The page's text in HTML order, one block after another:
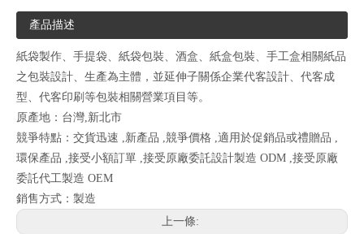
產品描述
紙袋製作、手提袋、紙袋包裝、酒盒、紙盒包裝、手工盒相關紙品
之包裝設計、生產為主體，並延伸子關係企業代客設計、代客成
型、代客印刷等包裝相關營業項目等。
原產地：台灣,新北市
競爭特點：交貨迅速 ,新產品 ,競爭價格 ,適用於促銷品或禮贈品 ,
環保產品 ,接受小額訂單 ,接受原廠委託設計製造 ODM ,接受原廠
委託代工製造 OEM
銷售方式：製造
上一條: